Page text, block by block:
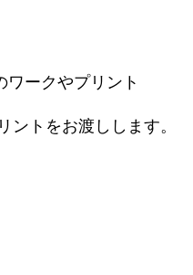
ワークやプリント
トをお渡しします。